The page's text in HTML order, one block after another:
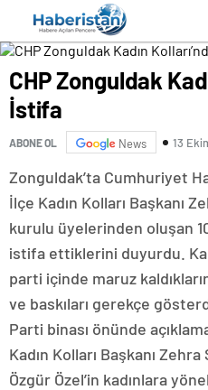
CHP Zonguldak
İstifa
ABONE OL News 13
Zonguldak’ta Cumhuriyet
İlçe Kadın Kolları Başkanı
kurulu üyelerinden oluşan
istifa ettiklerini duyurdu.
parti içinde maruz
ve baskıları gerekçe
Parti binası önünde
Kadın Kolları Başkanı
Özgür Özel’in kadınlara